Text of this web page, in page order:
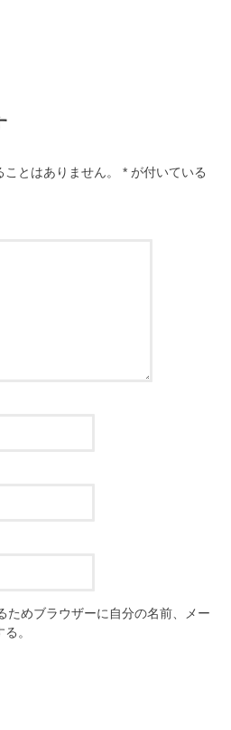
とはありません。 * が付いている
ためブラウザーに自分の名前、メー
。